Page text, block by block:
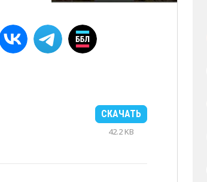
СКАЧАТЬ
42.2 KB